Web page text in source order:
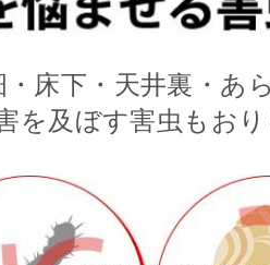
・床下・天井裏・あ
を及ぼす害虫もお